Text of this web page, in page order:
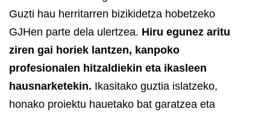
Guzti hau herritarren bizikidetza hobetzeko
GJHen parte dela ulertzea. Hiru egunez aritu
ziren gai horiek lantzen, kanpoko
profesionalen hitzaldiekin eta ikasleen
hausnarketekin. Ikasitako guztia islatzeko,
honako proiektu hauetako bat garatzea eta